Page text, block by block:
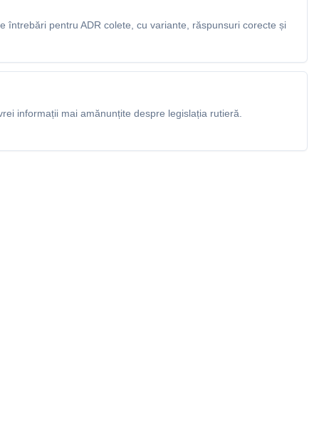
întrebări pentru ADR colete, cu variante, răspunsuri corecte și
informații mai amănunțite despre legislația rutieră.